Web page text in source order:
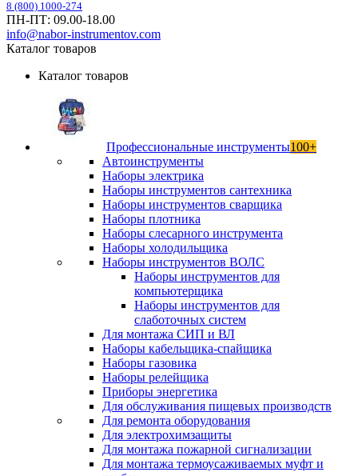
8 (800) 1000-274
ПН-ПТ: 09.00-18.00
info@nabor-instrumentov.com
Каталог товаров
Каталог товаров
Профессиональные инструменты100+
Автоинструменты
Наборы электрика
Наборы инструментов сантехника
Наборы инструментов сварщика
Наборы плотника
Наборы слесарного инструмента
Наборы холодильщика
Наборы инструментов ВОЛС
Наборы инструментов для
компьютерщика
Наборы инструментов для
слаботочных систем
Для монтажа СИП и ВЛ
Наборы кабельщика-спайщика
Наборы газовика
Наборы релейщика
Приборы энергетика
Для обслуживания пищевых производств
Для ремонта оборудования
Для электрохимзащиты
Для монтажа пожарной сигнализации
Для монтажа термоусаживаемых муфт и